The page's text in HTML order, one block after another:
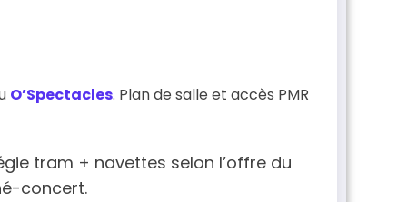
O’Spectacles. Plan de salle et accès PMR
tram + navettes selon l’offre du
concert.